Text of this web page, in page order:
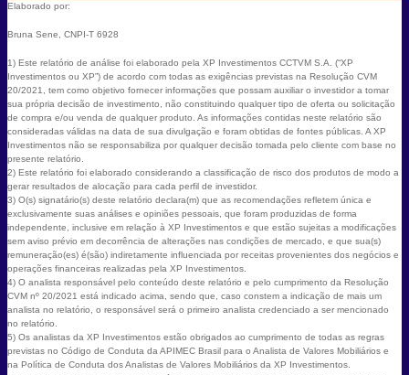
Elaborado por:
Bruna Sene, CNPI-T 6928
1) Este relatório de análise foi elaborado pela XP Investimentos CCTVM S.A. (“XP
Investimentos ou XP”) de acordo com todas as exigências previstas na Resolução CVM
20/2021, tem como objetivo fornecer informações que possam auxiliar o investidor a tomar
sua própria decisão de investimento, não constituindo qualquer tipo de oferta ou solicitação
de compra e/ou venda de qualquer produto. As informações contidas neste relatório são
consideradas válidas na data de sua divulgação e foram obtidas de fontes públicas. A XP
Investimentos não se responsabiliza por qualquer decisão tomada pelo cliente com base no
presente relatório.
2) Este relatório foi elaborado considerando a classificação de risco dos produtos de modo a
gerar resultados de alocação para cada perfil de investidor.
3) O(s) signatário(s) deste relatório declara(m) que as recomendações refletem única e
exclusivamente suas análises e opiniões pessoais, que foram produzidas de forma
independente, inclusive em relação à XP Investimentos e que estão sujeitas a modificações
sem aviso prévio em decorrência de alterações nas condições de mercado, e que sua(s)
remuneração(es) é(são) indiretamente influenciada por receitas provenientes dos negócios e
operações financeiras realizadas pela XP Investimentos.
4) O analista responsável pelo conteúdo deste relatório e pelo cumprimento da Resolução
CVM nº 20/2021 está indicado acima, sendo que, caso constem a indicação de mais um
analista no relatório, o responsável será o primeiro analista credenciado a ser mencionado
no relatório.
5) Os analistas da XP Investimentos estão obrigados ao cumprimento de todas as regras
previstas no Código de Conduta da APIMEC Brasil para o Analista de Valores Mobiliários e
na Política de Conduta dos Analistas de Valores Mobiliários da XP Investimentos.